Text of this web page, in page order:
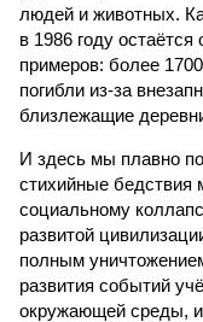
людей и животных.
в 1986 году
примеров: более
погибли из-за
близлежащие
И здесь мы плавно
стихийные бедствия
социальному
развитой
полным
развития событий
окружающей среды,